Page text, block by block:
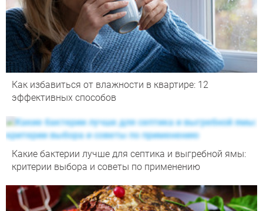
Как избавиться от влажности в квартире: 12
эффективных способов
Какие бактерии лучше для септика и выгребной ямы:
критерии выбора и советы по применению